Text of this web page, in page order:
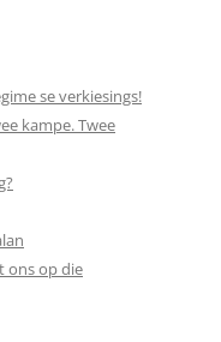
se verkiesings!
kampe. Twee
ons op die